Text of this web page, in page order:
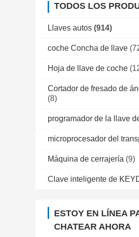
TODOS LOS
Llaves autos (914)
coche Concha de llave
Hoja de llave de coche
Cortador de fresado de
(8)
programador de la llave
microprocesador del
Máquina de cerrajería (9)
Clave inteligente de
ESTOY EN LÍNEA
CHATEAR AHORA